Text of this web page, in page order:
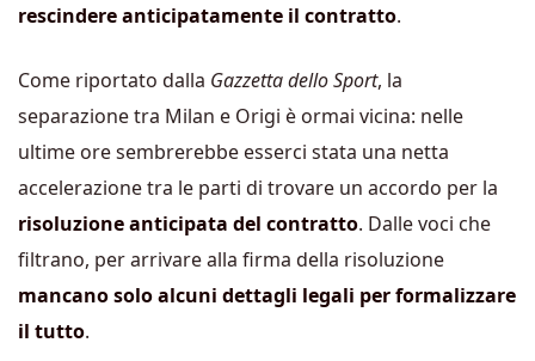
rescindere anticipatamente il contratto.
Come riportato dalla Gazzetta dello Sport, la
separazione tra Milan e Origi è ormai vicina: nelle
ultime ore sembrerebbe esserci stata una netta
accelerazione tra le parti di trovare un accordo per la
risoluzione anticipata del contratto. Dalle voci che
filtrano, per arrivare alla firma della risoluzione
mancano solo alcuni dettagli legali per formalizzare
il tutto.